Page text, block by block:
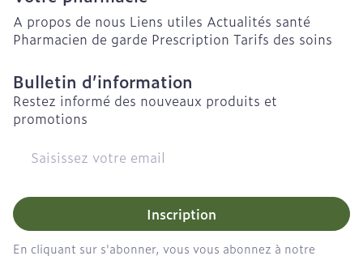
A propos de nous Liens utiles Actualités santé
Pharmacien de garde Prescription Tarifs des soins
Bulletin d’information
Restez informé des nouveaux produits et
promotions
Adresse mail
Inscription
En cliquant sur s'abonner, vous vous abonnez à notre